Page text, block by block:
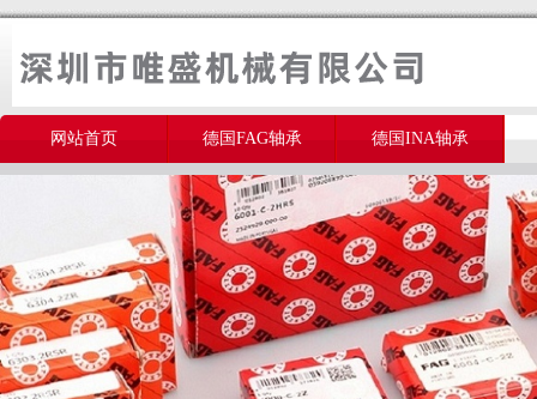
网站首页 德国FAG轴承 德国INA轴承